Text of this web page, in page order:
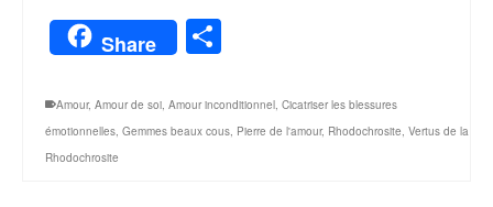
Share
Amour, Amour de soi Amour inconditionnel Cicatriser les blessures
émotionnelles Gemmes beaux cous Pierre de l'amour, Rhodochrosite Vertus de la
Rhodochrosite